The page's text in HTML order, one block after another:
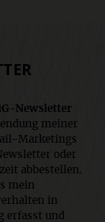
Newsletter
meiner
Marketings
oder
abbestellen.
mein
in
erfasst und